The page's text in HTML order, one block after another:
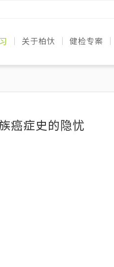
导
享
栏
关于柏忕
澄清柏忕的诞生
专业医疗团队
专业医疗设备
环境与服务
案例分享
常见问题
联络我们
健检专案
专案比较
癌症史的隐忧